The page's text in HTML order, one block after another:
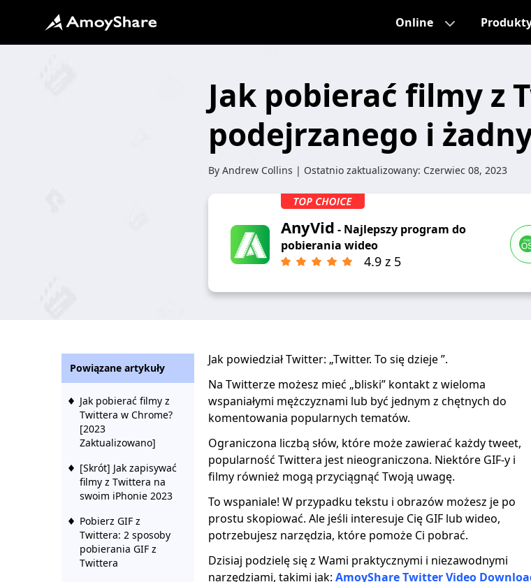
Online
Jak pobierać filmy z
podejrzanego i
By Andrew Collins | Ostatnio zaktualizowany: Czerwiec 08, 2023
AnyVid - Najlepszy program do
pobierania wideo
4.9 z 5
Jak powiedział Twitter: „Twitter. To się dzieje ”.
Na Twitterze możesz mieć „bliski” kontakt z wieloma
wspaniałymi mężczyznami lub być jednym z chętnych do
komentowania popularnych tematów.
Ograniczona liczbą słów, które może zawierać każdy tweet,
popularność Twittera jest nieograniczona. Niektóre GIF-y i
filmy również mogą przyciągnąć Twoją uwagę.
To wspaniale! W przypadku tekstu i obrazów możesz je po
prostu skopiować. Ale jeśli interesuje Cię GIF lub wideo,
potrzebujesz narzędzia, które pomoże Ci pobrać.
Dzisiaj podzielę się z Wami praktycznymi i niezawodnymi
narzędziami, takimi jak: AmoyShare Twitter Video
Powiązane artykuły
Jak pobierać filmy z
Twittera w Chrome?
[2023
Zaktualizowano]
[Skrót] Jak zapisywać
filmy z Twittera na
swoim iPhonie 2023
Pobierz GIF z
Twittera: 2 sposoby
pobierania GIF z
Twittera